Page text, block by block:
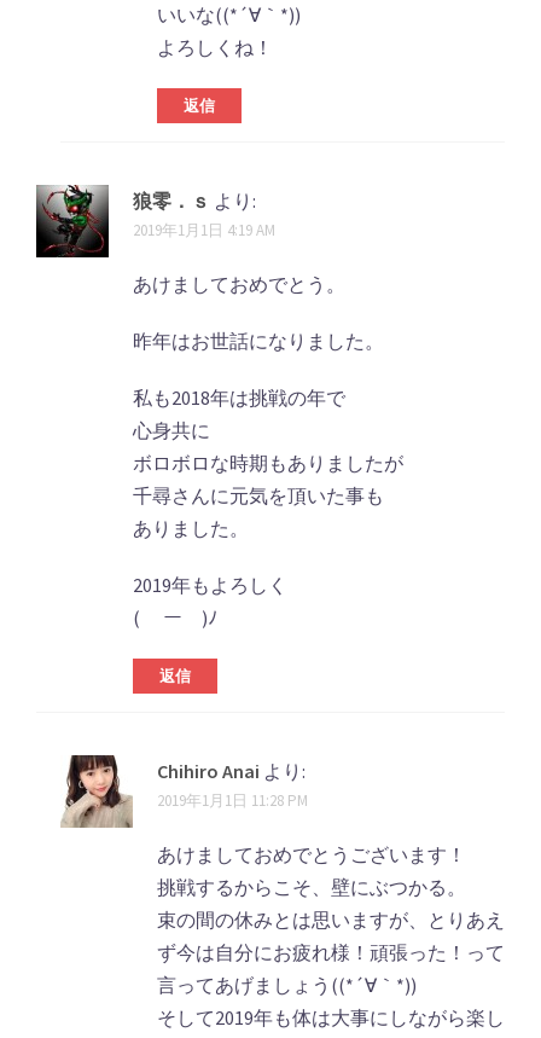
いいな((*´∀｀*))
よろしくね！
返信
狼零．ｓ より:
2019年1月1日 4:19 AM
あけましておめでとう。
昨年はお世話になりました。
私も2018年は挑戦の年で
心身共に
ボロボロな時期もありましたが
千尋さんに元気を頂いた事も
ありました。
2019年もよろしく
( ￣ー￣)ﾉ
返信
Chihiro Anai より:
2019年1月1日 11:28 PM
あけましておめでとうございます！
挑戦するからこそ、壁にぶつかる。
束の間の休みとは思いますが、とりあえ
ず今は自分にお疲れ様！頑張った！って
言ってあげましょう((*´∀｀*))
そして2019年も体は大事にしながら楽し